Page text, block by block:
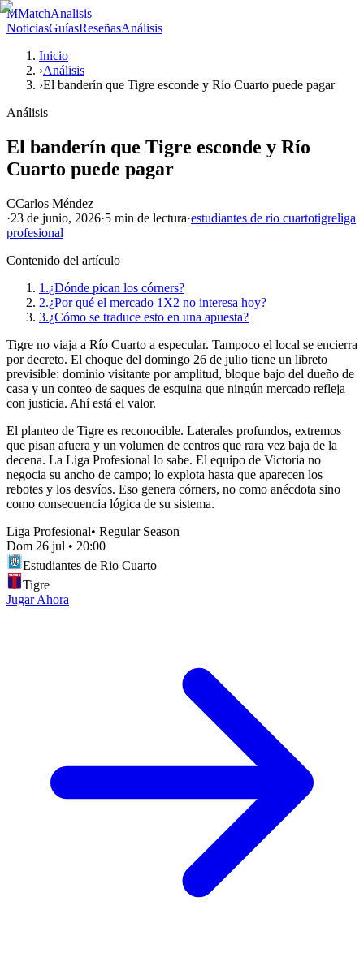
MMatchAnalisis
NoticiasGuíasReseñasAnálisis
Inicio
›Análisis
›El banderín que Tigre esconde y Río Cuarto puede pagar
Análisis
El banderín que Tigre esconde y Río
Cuarto puede pagar
CCarlos Méndez
·23 de junio, 2026·5 min de lectura·estudiantes de rio cuartotigreliga
profesional
Contenido del artículo
1.¿Dónde pican los córners?
2.¿Por qué el mercado 1X2 no interesa hoy?
3.¿Cómo se traduce esto en una apuesta?
Tigre no viaja a Río Cuarto a especular. Tampoco el local se encierra
por decreto. El choque del domingo 26 de julio tiene un libreto
previsible: dominio visitante por amplitud, bloque bajo del dueño de
casa y un conteo de saques de esquina que ningún mercado refleja
con justicia. Ahí está el valor.
El planteo de Tigre es reconocible. Laterales profundos, extremos
que pisan afuera y un volumen de centros que rara vez baja de la
decena. La Liga Profesional lo sabe. El equipo de Victoria no
negocia su ancho de campo; lo explota hasta que aparecen los
rebotes y los desvíos. Eso genera córners, no como anécdota sino
como consecuencia lógica de su sistema.
Liga Profesional• Regular Season
Dom 26 jul • 20:00
Estudiantes de Rio Cuarto
Tigre
Jugar Ahora